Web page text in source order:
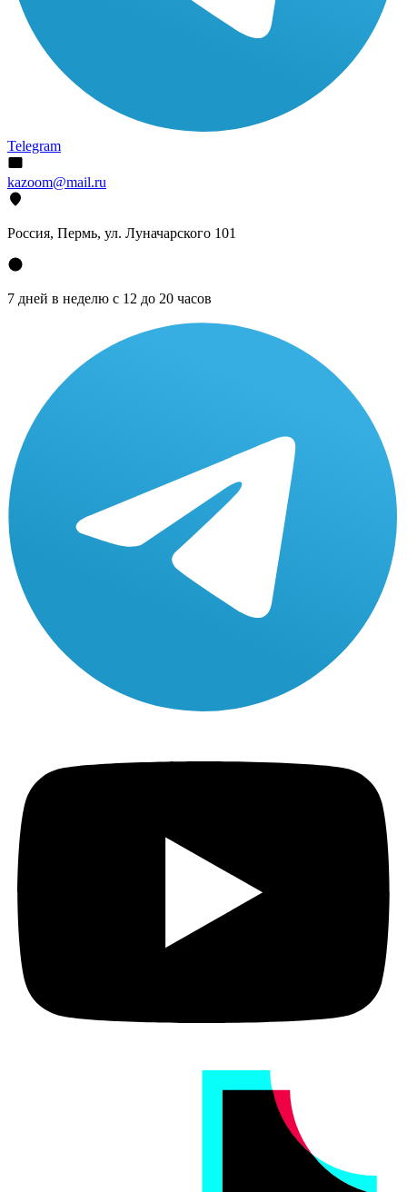
Telegram
kazoom@mail.ru
Россия, Пермь, ул. Луначарского 101
7 дней в неделю с 12 до 20 часов